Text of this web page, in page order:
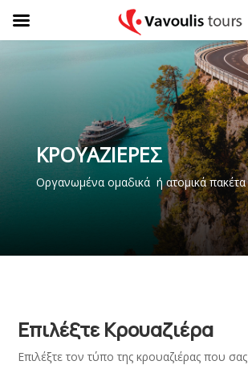
ΚΡΟΥΑΖΙΕΡΕΣ
Οργανωμένα ομαδικά ή ατομικά
Επιλέξτε Κρουαζιέρα
Επιλέξτε τον τύπο της κρουαζιέρας που σας